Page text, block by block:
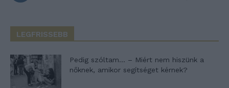
LEGFRISSEBB
Pedig szóltam… – Miért nem hiszünk a
nőknek, amikor segítséget kérnek?